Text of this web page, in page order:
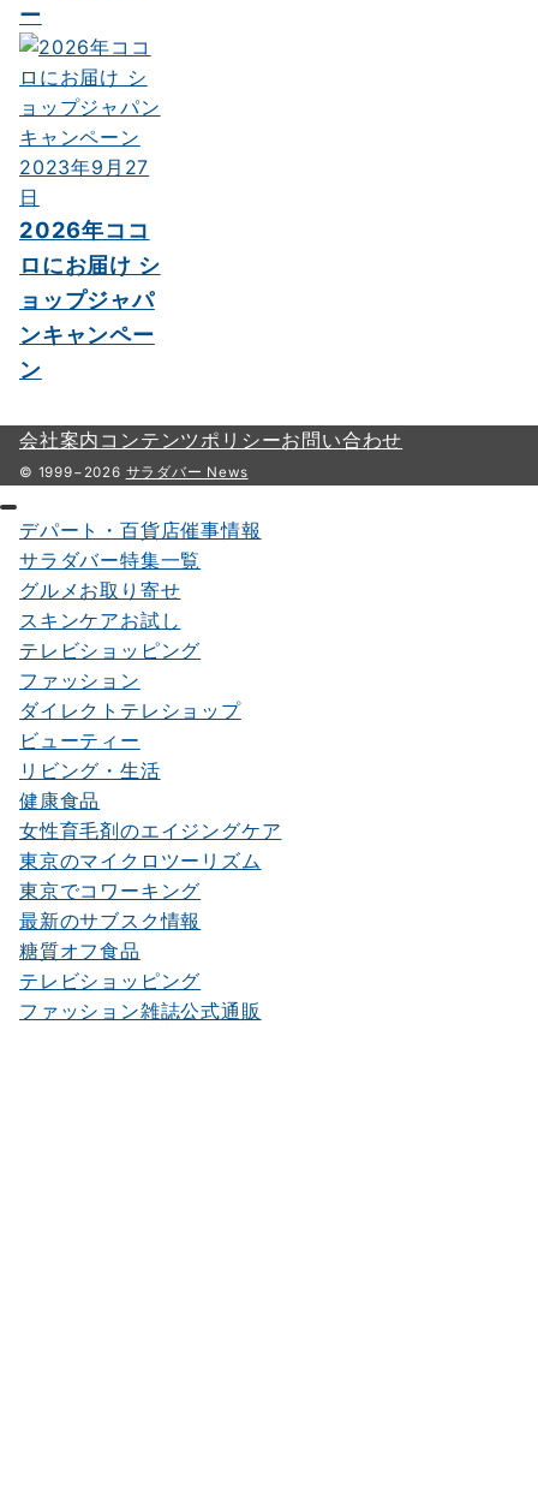
ー
2023年9月27
日
2026年ココ
ロにお届け シ
ョップジャパ
ンキャンペー
ン
会社案内 コンテンツポリシーお問い合わせ
© 1999−2026 サラダバー News
デパート・百貨店催事情報
サラダバー特集一覧
グルメお取り寄せ
スキンケアお試し
テレビショッピング
ファッション
ダイレクトテレショップ
ビューティー
リビング・生活
健康食品
女性育毛剤のエイジングケア
東京のマイクロツーリズム
東京でコワーキング
最新のサブスク情報
糖質オフ食品
テレビショッピング
ファッション雑誌公式通販